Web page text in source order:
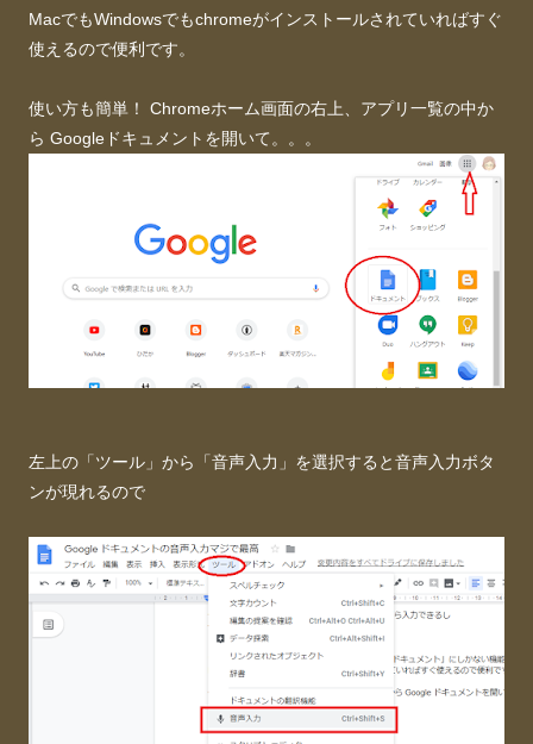
MacでもWindowsでもchromeがインストールされていればすぐ
使えるので便利です。
使い方も簡単！ Chromeホーム画面の右上、アプリ一覧の中か
ら Googleドキュメントを開いて。。。
左上の「ツール」から「音声入力」を選択すると音声入力ボタ
ンが現れるので